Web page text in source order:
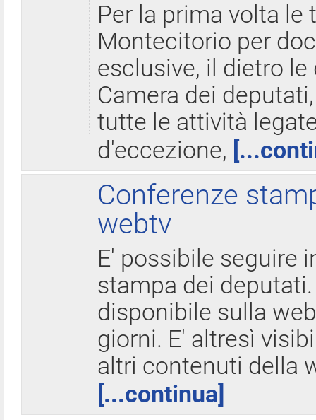
Per la prima volta le
Montecitorio per
esclusive, il dietro
Camera dei
tutte le attività
d'eccezione,
Conferenze
webtv
E' possibile seguire
stampa dei
disponibile sulla
giorni. E' altresì
altri contenuti della
[...continua]